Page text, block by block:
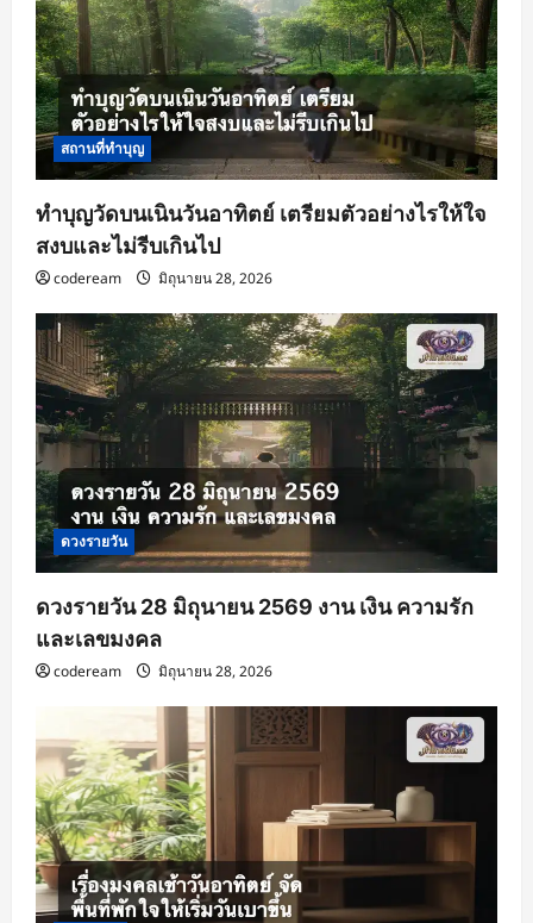
สถานที่ทำบุญ
ทำบุญวัดบนเนินวันอาทิตย์ เตรียมตัวอย่างไรให้ใจ
สงบและไม่รีบเกินไป
codeream มิถุนายน 28, 2026
ดวงรายวัน
ดวงรายวัน 28 มิถุนายน 2569 งาน เงิน ความรัก
และเลขมงคล
codeream มิถุนายน 28, 2026